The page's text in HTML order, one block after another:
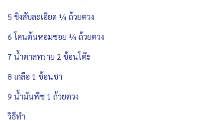
5 ขิงสับละเอียด ¼ ถ้วยตวง
6 โคนต้นหอมซอย ¼ ถ้วยตวง
7 น้ำตาลทราย 2 ช้อนโต๊ะ
8 เกลือ 1 ช้อนชา
9 น้ำมันพืช 1 ถ้วยตวง
วิธีทำ